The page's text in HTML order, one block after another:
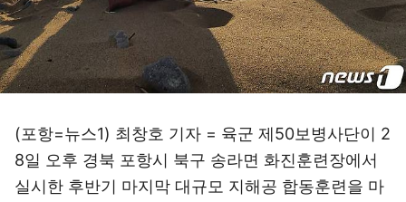
(포항=뉴스1) 최창호 기자 = 육군 제50보병사단이 2
8일 오후 경북 포항시 북구 송라면 화진훈련장에서
실시한 후반기 마지막 대규모 지해공 합동훈련을 마